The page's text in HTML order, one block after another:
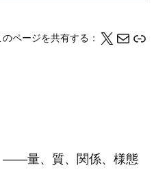
のページを共有する： X メール このページの情報をクリップボードにコピーする
――量、質、関係、様態